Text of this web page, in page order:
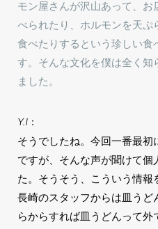
モン屋さんが沢山あって、
べられたり、ホルモンを天ぷ
食べたりするという珍しい
す。そんな文化を僕は全く知
ました。
Y.I：
そうでしたね。今回一番最
ですが、そんな声が聞けて個
た。そうそう、こういう情報
長崎のスタッフからは皿う
らからすれば皿うどんって